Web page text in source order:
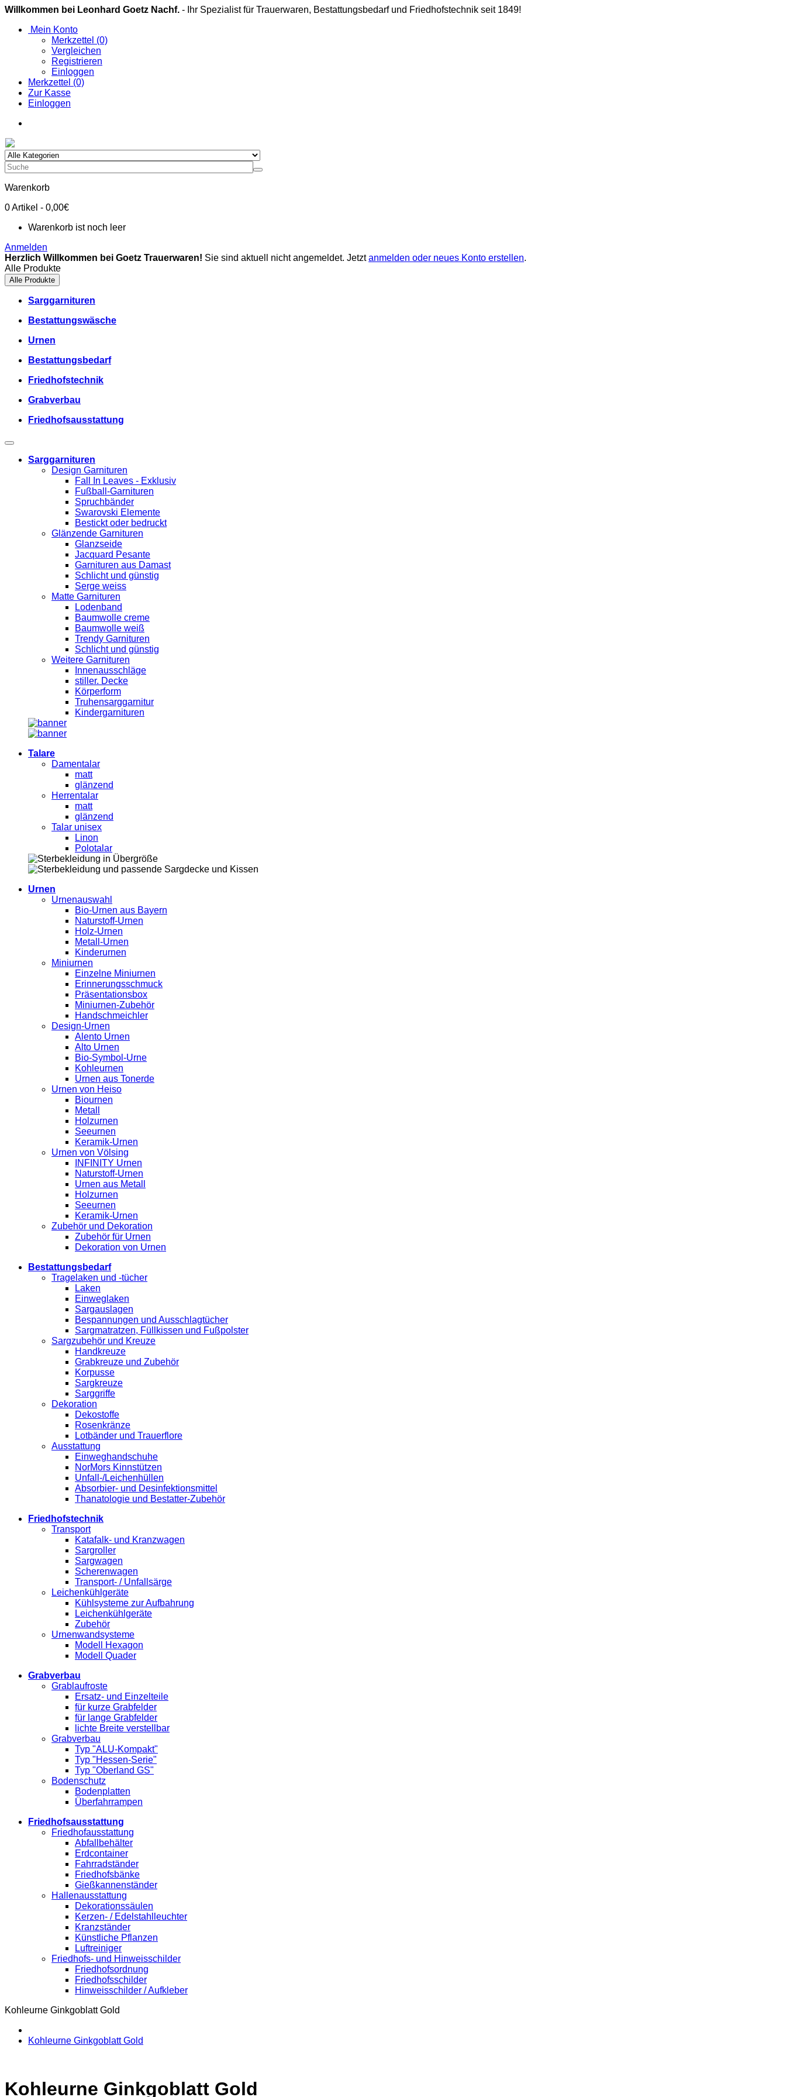
Willkommen bei Leonhard Goetz Nachf. - Ihr Spezialist für Trauerwaren, Bestattungsbedarf und Friedhofstechnik seit 1849!
Mein Konto
Merkzettel (0)
Vergleichen
Registrieren
Einloggen
Merkzettel (0)
Zur Kasse
Einloggen
Warenkorb
0Artikel - 0,00€
Warenkorb ist noch leer
Anmelden
Herzlich Willkommen bei Goetz Trauerwaren! Sie sind aktuell nicht angemeldet. Jetztanmelden oder neues Konto erstellen.
Alle Produkte
Alle Produkte
Sarggarnituren
Bestattungswäsche
Urnen
Bestattungsbedarf
Friedhofstechnik
Grabverbau
Friedhofsausstattung
Sarggarnituren
Design Garnituren
Fall In Leaves - Exklusiv
Fußball-Garnituren
Spruchbänder
Swarovski Elemente
Bestickt oder bedruckt
Glänzende Garnituren
Glanzseide
Jacquard Pesante
Garnituren aus Damast
Schlicht und günstig
Serge weiss
Matte Garnituren
Lodenband
Baumwolle creme
Baumwolle weiß
Trendy Garnituren
Schlicht und günstig
Weitere Garnituren
Innenausschläge
stiller. Decke
Körperform
Truhensarggarnitur
Kindergarnituren
Talare
Damentalar
matt
glänzend
Herrentalar
matt
glänzend
Talar unisex
Linon
Polotalar
Urnen
Urnenauswahl
Bio-Urnen aus Bayern
Naturstoff-Urnen
Holz-Urnen
Metall-Urnen
Kinderurnen
Miniurnen
Einzelne Miniurnen
Erinnerungsschmuck
Präsentationsbox
Miniurnen-Zubehör
Handschmeichler
Design-Urnen
Alento Urnen
Alto Urnen
Bio-Symbol-Urne
Kohleurnen
Urnen aus Tonerde
Urnen von Heiso
Biournen
Metall
Holzurnen
Seeurnen
Keramik-Urnen
Urnen von Völsing
INFINITY Urnen
Naturstoff-Urnen
Urnen aus Metall
Holzurnen
Seeurnen
Keramik-Urnen
Zubehör und Dekoration
Zubehör für Urnen
Dekoration von Urnen
Bestattungsbedarf
Tragelaken und -tücher
Laken
Einweglaken
Sargauslagen
Bespannungen und Ausschlagtücher
Sargmatratzen, Füllkissen und Fußpolster
Sargzubehör und Kreuze
Handkreuze
Grabkreuze und Zubehör
Korpusse
Sargkreuze
Sarggriffe
Dekoration
Dekostoffe
Rosenkränze
Lotbänder und Trauerflore
Ausstattung
Einweghandschuhe
NorMors Kinnstützen
Unfall-/Leichenhüllen
Absorbier- und Desinfektionsmittel
Thanatologie und Bestatter-Zubehör
Friedhofstechnik
Transport
Katafalk- und Kranzwagen
Sargroller
Sargwagen
Scherenwagen
Transport- / Unfallsärge
Leichenkühlgeräte
Kühlsysteme zur Aufbahrung
Leichenkühlgeräte
Zubehör
Urnenwandsysteme
Modell Hexagon
Modell Quader
Grabverbau
Grablaufroste
Ersatz- und Einzelteile
für kurze Grabfelder
für lange Grabfelder
lichte Breite verstellbar
Grabverbau
Typ "ALU-Kompakt"
Typ "Hessen-Serie"
Typ "Oberland GS"
Bodenschutz
Bodenplatten
Überfahrrampen
Friedhofsausstattung
Friedhofausstattung
Abfallbehälter
Erdcontainer
Fahrradständer
Friedhofsbänke
Gießkannenständer
Hallenausstattung
Dekorationssäulen
Kerzen- / Edelstahlleuchter
Kranzständer
Künstliche Pflanzen
Luftreiniger
Friedhofs- und Hinweisschilder
Friedhofsordnung
Friedhofsschilder
Hinweisschilder / Aufkleber
Kohleurne Ginkgoblatt Gold
Kohleurne Ginkgoblatt Gold
Kohleurne Ginkgoblatt Gold